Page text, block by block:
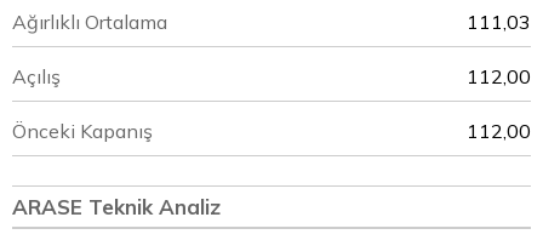
Ağırlıklı Ortalama 111,03
Açılış 112,00
Önceki Kapanış 112,00
ARASE Teknik Analiz